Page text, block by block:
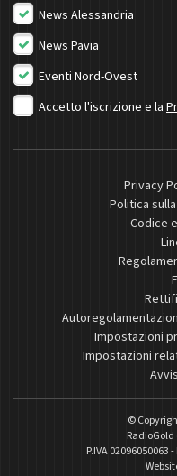
News Alessandria
News Pavia
Eventi Nord-Ovest
Accetto l'iscrizione e la
Privacy
Politica
Codice
Impostazioni
Impostazioni
©
RadioGold
P.IVA 02096050063